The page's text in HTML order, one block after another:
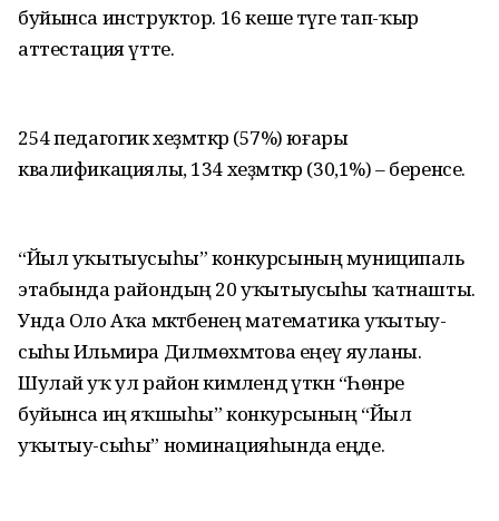
буйынса инструктор. 16 кеше тәүге тап-ҡыр
аттестация үтте.
254 педагогик хеҙмәткәр (57%) юғары
квалификациялы, 134 хеҙмәткәр (30,1%) – беренсе.
“Йыл уҡытыусыһы” конкурсының муниципаль
этабында райондың 20 уҡытыусыһы ҡатнашты.
Унда Оло Аҡа мәктәбенең математика уҡытыу-
сыһы Ильмира Дилмөхәмәтова еңеү яуланы.
Шулай уҡ ул район кимәлендә үткән “Һөнәре
буйынса иң яҡшыһы” конкурсының “Йыл
уҡытыу-сыһы” номинацияһында еңде.